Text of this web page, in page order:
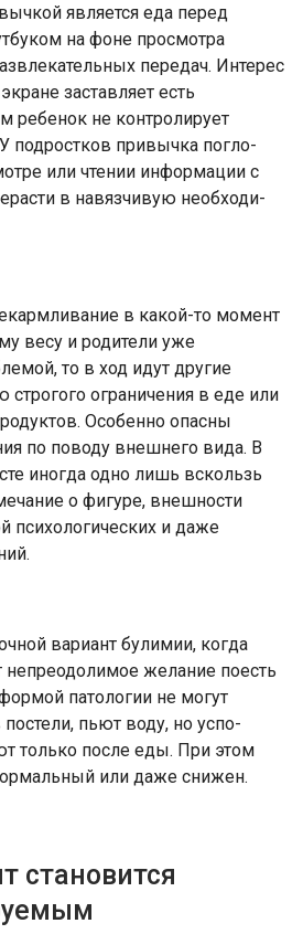
яв­ляется еда перед
на фоне просмотра
передач. Интерес
заставляет есть
ребенок не контролирует
подростков привычка погло­
или чте­нии информации с
в навязчивую необходи­
в какой-то момент
весу и родители уже
то в ход идут другие
ограничения в еде или
Особенно опасны
по поводу внешнего вида. В
ино­гда одно лишь вскользь
о фигуре, внеш­ности
пси­хологических и даже
ва­риант булимии, когда
желание поесть
патологии не могут
постели, пьют воду, но успо­
только после еды. При этом
или даже снижен.
становится